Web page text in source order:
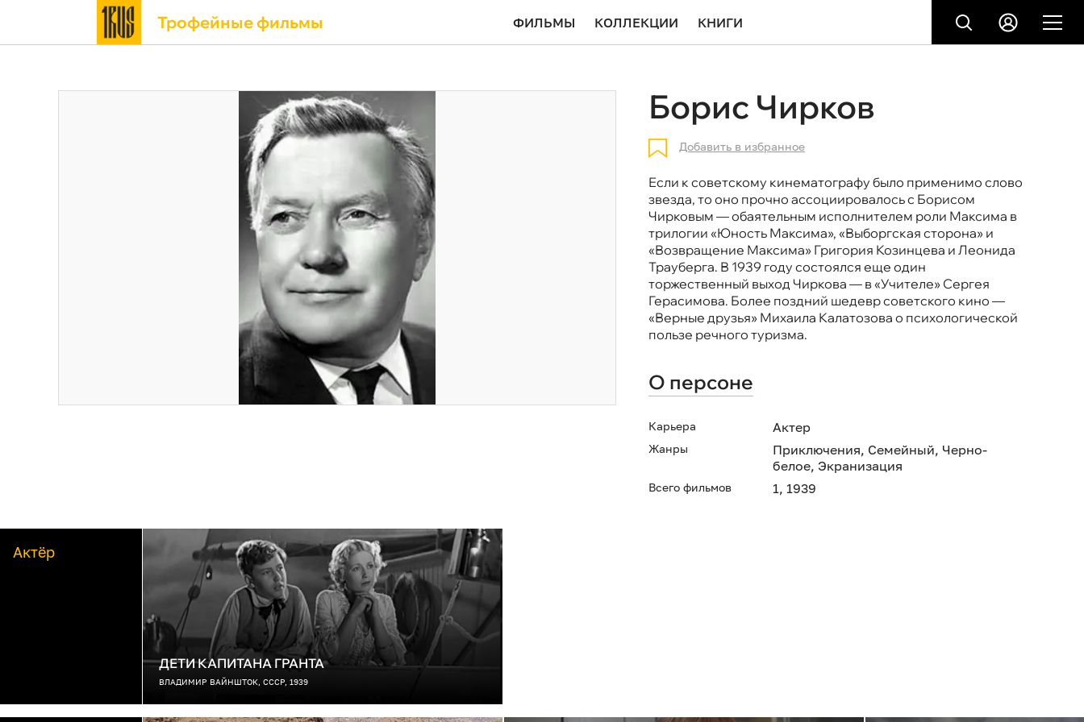
Трофейные фильмы ФИЛЬМЫ КОЛЛЕКЦИИ КНИГИ
Борис Чирков
Добавить в избранное
Если к советскому кинематографу было применимо слово
звезда, то оно прочно ассоциировалось с Борисом
Чирковым — обаятельным исполнителем роли Максима в
трилогии «Юность Максима», «Выборгская сторона» и
«Возвращение Максима» Григория Козинцева и Леонида
Трауберга. В 1939 году состоялся еще один
торжественный выход Чиркова — в «Учителе» Сергея
Герасимова. Более поздний шедевр советского кино —
«Верные друзья» Михаила Калатозова о психологической
пользе речного туризма.
О персоне
Карьера Актер
Жанры Приключения, Семейный, Черно-
белое, Экранизация
Всего фильмов 1, 1939
Актёр
ДЕТИ КАПИТАНА ГРАНТА
ВЛАДИМИР ВАЙНШТОК, СССР, 1939